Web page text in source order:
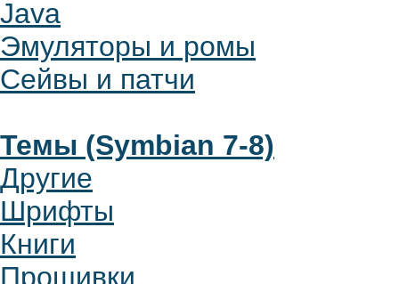
Java
Эмуляторы и ромы
Сейвы и патчи
Темы (Symbian 7-8)
Другие
Шрифты
Книги
Прошивки